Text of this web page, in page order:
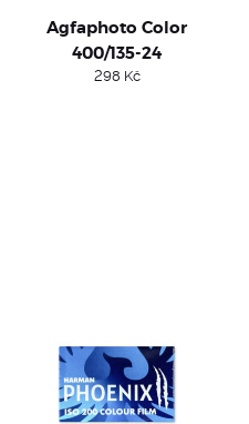
Agfaphoto Color
400/135-24
298 Kč